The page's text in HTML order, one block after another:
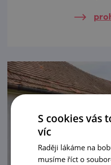
S cookies vás
víc
Raději lákáme na
musíme říct o